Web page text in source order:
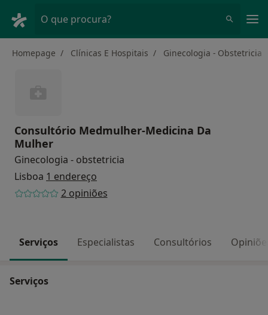
O que procura?
Homepage Clínicas E Hospitais Ginecologia - Obstetricia
Consultório Medmulher-Medicina Da
Mulher
Ginecologia - obstetricia
Lisboa 1 endereço
2 opiniões
Serviços Especialistas Consultórios
Serviços